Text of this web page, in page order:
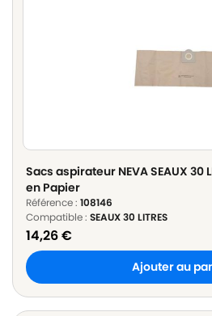
Sacs aspirateur NEVA SEAUX 30
en Papier
Référence : 108146
Compatible : SEAUX 30 LITRES
14,26€
Ajouter au